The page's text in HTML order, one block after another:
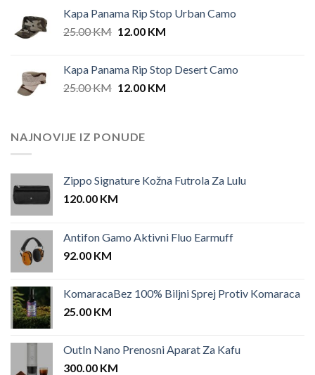
Kapa Panama Rip Stop Urban Camo
25.00KM Original
25.00 KM.
12.00 KMCurrent
12.00 KM.
Kapa Panama Rip Stop Desert Camo
25.00KM Original
25.00 KM.
12.00 KMCurrent
NAJNOVIJE IZ PONUDE
Zippo Signature Kožna Futrola Za Lulu
120.00 KM
Antifon Gamo Aktivni Fluo Earmuff
92.00 KM
KomaracaBez 100% Biljni Sprej Protiv Komaraca
25.00 KM
OutIn Nano Prenosni Aparat Za Kafu
300.00 KM